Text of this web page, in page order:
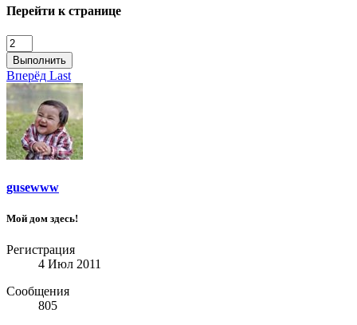
Перейти к странице
Выполнить
Вперёд Last
gusewww
Мой дом здесь!
Регистрация
4 Июл 2011
Сообщения
805